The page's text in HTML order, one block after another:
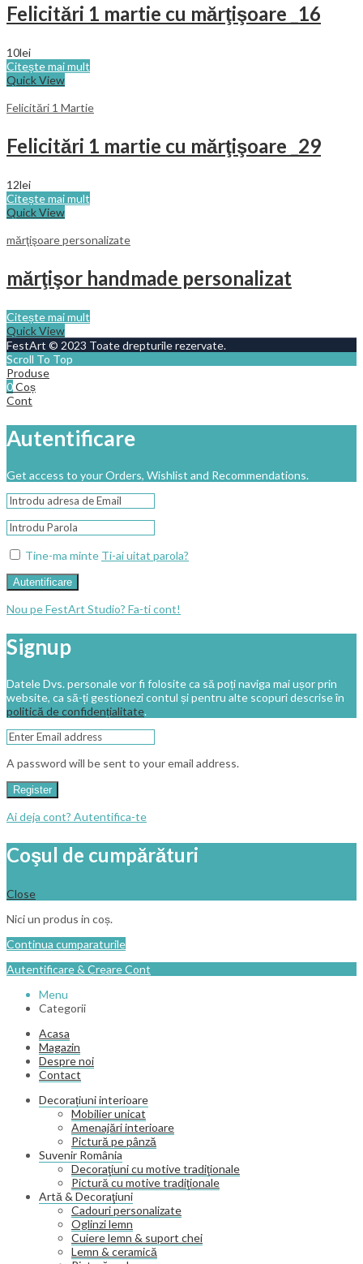
Felicitări 1 martie cu mărţişoare _16
10lei
Citește mai mult
Quick View
Felicitări 1 Martie
Felicitări 1 martie cu mărţişoare _29
12lei
Citește mai mult
Quick View
mărţişoare personalizate
mărţişor handmade personalizat
Citește mai mult
Quick View
FestArt © 2023 Toate drepturile rezervate.
Scroll To Top
Produse
0Coș
Cont
Autentificare
Get access to your Orders, Wishlist and Recommendations.
Tine-ma minte Ti-ai uitat parola?
Autentificare
Nou pe FestArt Studio? Fa-ti cont!
Signup
Datele Dvs. personale vor fi folosite ca să poți naviga mai ușor prin
website, ca să-ți gestionezi contul și pentru alte scopuri descrise în
politică de confidențialitate.
A password will be sent to your email address.
Register
Ai deja cont? Autentifica-te
Coşul de cumpărături
Close
Nici un produs in coș.
Continua cumparaturile
Autentificare & Creare Cont
Menu
Categorii
Acasa
Magazin
Despre noi
Contact
Decorațiuni interioare
Mobilier unicat
Amenajări interioare
Pictură pe pânză
Suvenir România
Decoraţiuni cu motive tradiţionale
Pictură cu motive tradiţionale
Artă & Decoraţiuni
Cadouri personalizate
Oglinzi lemn
Cuiere lemn & suport chei
Lemn & ceramică